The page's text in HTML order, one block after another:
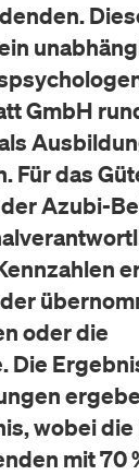
GmbH
Für das
Azubi-
oder die
Die
wobei
mit 70